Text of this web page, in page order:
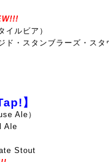
ルビア）
・スタンブラーズ・スタ
】
Ale）
Ale
Stout